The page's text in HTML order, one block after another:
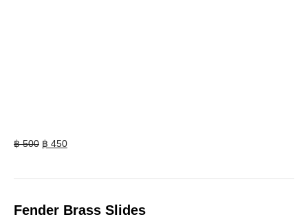
฿500 Original
฿ 450Current
Fender Brass Slides